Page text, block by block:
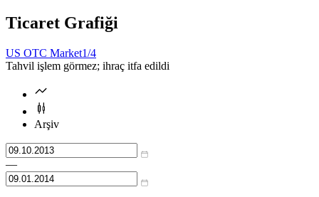
Ticaret Grafiği
US OTC Market1/4
Tahvil işlem görmez; ihraç itfa edildi
Arşiv
—